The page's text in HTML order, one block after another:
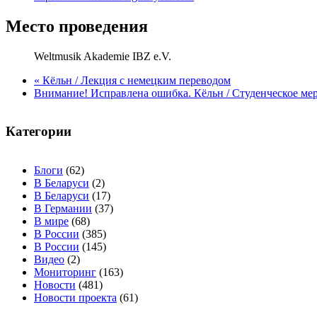
Место проведения
Weltmusik Akademie IBZ e.V.
« Кёльн / Лекция с немецким переводом
Внимание! Исправлена ошибка. Кёльн / Студенческое
Категории
Блоги (62)
В Беларуси (2)
В Беларуси (17)
В Германии (37)
В мире (68)
В России (385)
В России (145)
Видео (2)
Мониторинг (163)
Новости (481)
Новости проекта (61)